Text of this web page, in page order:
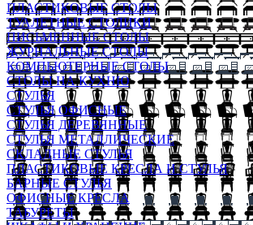
ПЛАСТИКОВЫЕ СТОЛЫ
ТУАЛЕТНЫЕ СТОЛИКИ
ПИСЬМЕННЫЕ СТОЛЫ
ЖУРНАЛЬНЫЕ СТОЛЫ
КОМПЬЮТЕРНЫЕ СТОЛЫ
СТОЛЫ НА КУХНЮ
СТУЛЬЯ
СТУЛЬЯ ОФИСНЫЕ
СТУЛЬЯ ДЕРЕВЯННЫЕ
СТУЛЬЯ МЕТАЛЛИЧЕСКИЕ
СКЛАДНЫЕ СТУЛЬЯ
ПЛАСТИКОВЫЕ КРЕСЛА И СТУЛЬЯ
БАРНЫЕ СТУЛЬЯ
ОФИСНЫЕ КРЕСЛА
ТАБУРЕТЫ